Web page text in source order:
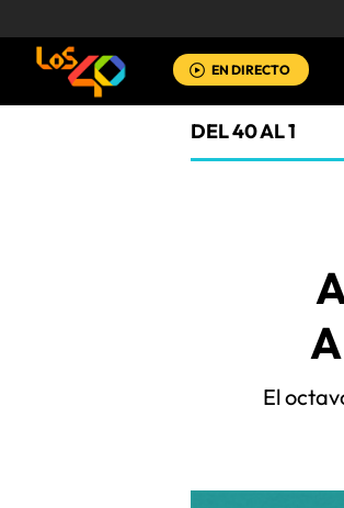
EN DIRECTO
DEL 40 AL 1
El